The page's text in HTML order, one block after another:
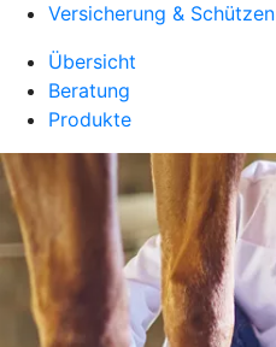
Versicherung & Schützen
Übersicht
Beratung
Produkte